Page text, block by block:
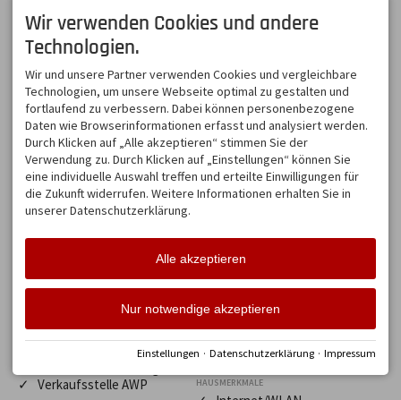
✓ Golfurlaub 2025
✓ Golfurlaub 2026
✓ online buchbar
✓ Online direkt buchbar
✓ Ski Oberstdorf
Kleinwalsertal 26/27
✓ Ski OK 2023/2024
✓ Ski OK 2024/2025
✓ Winterwandern
grenzenlos 2025/26
GRUPPEN
✓ Gastgeber
✓ Elektronische
ANGEBOTE
✓ Bergbahn Unlimited
✓ Ski OK 2025/2026
✓ Frühbucherrabatt 5%
✓ Verkaufsstelle AWP
✓ Frühstück
✓ Frühstücksbuffet
GESUNDHEIT/WELLNESS
✓ Infrarotkabine
✓ Sauna
GESUNDHEIT: ERNÄHRUNG U. DIÄT
✓ Vegetarisch
HAUS
✓ Aufenthaltsraum
✓ Internetzugang
✓ Liegewiese
✓ Parkplatz/Carport
✓ Sitzungsraum
✓ Skiraum
✓ Waschmaschine
HAUSMERKMALE
Wir verwenden Cookies und andere
Technologien.
Wir und unsere Partner verwenden Cookies und vergleichbare
Technologien, um unsere Webseite optimal zu gestalten und
fortlaufend zu verbessern. Dabei können personenbezogene
Daten wie Browserinformationen erfasst und analysiert werden.
Durch Klicken auf „Alle akzeptieren“ stimmen Sie der
Verwendung zu. Durch Klicken auf „Einstellungen“ können Sie
eine individuelle Auswahl treffen und erteilte Einwilligungen für
die Zukunft widerrufen. Weitere Informationen erhalten Sie in
unserer Datenschutzerklärung.
Alle akzeptieren
Nur notwendige akzeptieren
Einstellungen · Datenschutzerklärung · Impressum